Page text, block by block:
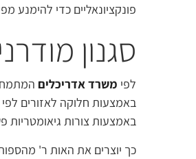
פונקציונאליים כדי להימנע
סגנון
לפי משרד אדריכלים
באמצעות חלוקה לאזורים לפי
באמצעות צורות
כך יוצרים את האות ר'